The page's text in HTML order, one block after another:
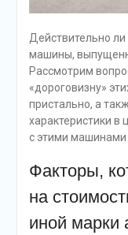
Действительно ли
машины,
Рассмотрим
«дороговизну»
пристально, а
характеристики
с этими машинами
Факторы,
на
иной марки